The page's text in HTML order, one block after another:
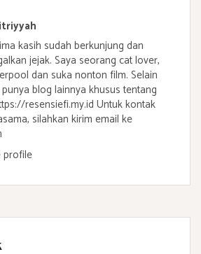
kasih sudah berkunjung dan
jejak. Saya seorang cat lover,
dan suka nonton film. Selain
blog lainnya khusus tentang
resensiefi.my.id Untuk kontak
silahkan kirim email ke
profile